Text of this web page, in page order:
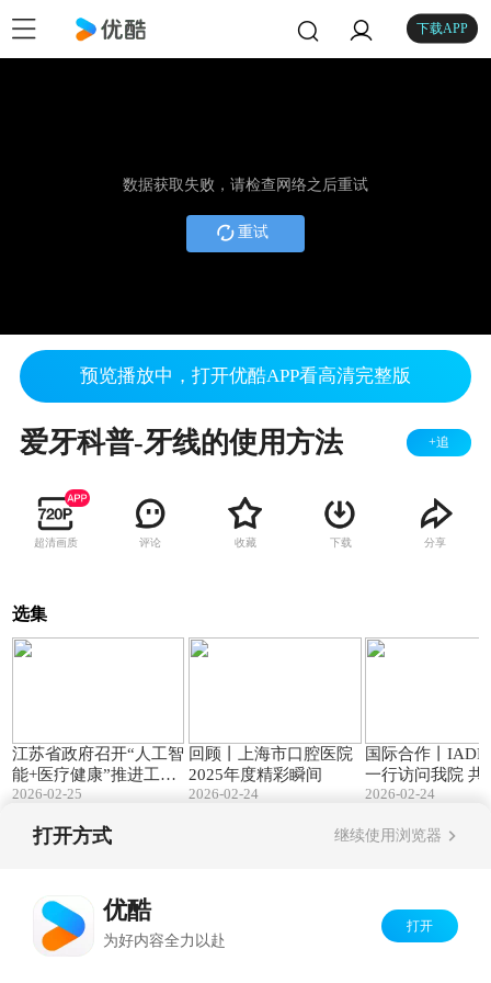
下载APP
数据获取失败，请检查网络之后重试
重试
预览播放中，打开优酷APP看高清完整版
爱牙科普-牙线的使用方法 +追
超清画质 评论 收藏 下载 分享
选集
江苏省政府召开“人工智
能+医疗健康”推进工作
专题会议
2026-02-25
回顾丨上海市口腔医院
2025年度精彩瞬间
2026-02-24
国际合作丨
一行访问我院 共绘国际
合作新蓝图
2026-02-24
打开方式 继续使用浏览器
优酷
为好内容全力以赴
打开